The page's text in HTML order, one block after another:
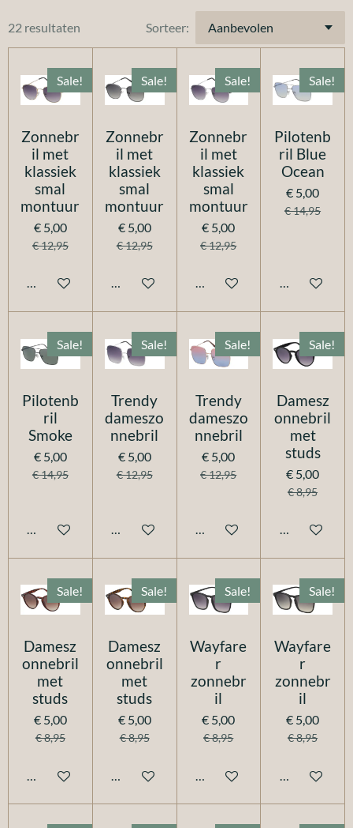
22 resultaten Sorteer:
Sale!
Zonnebr
il met
klassiek
smal
montuur
€ 5,00
€ 12,95
In winkelwagen
Sale!
Zonnebr
il met
klassiek
smal
montuur
€ 5,00
€ 12,95
In winkelwagen
Sale!
Zonnebr
il met
klassiek
smal
montuur
€ 5,00
€ 12,95
In winkelwagen
Sale!
Pilotenb
ril Blue
Ocean
€ 5,00
€ 14,95
In
Sale!
Pilotenb
ril
Smoke
€ 5,00
€ 14,95
In winkelwagen
Sale!
Trendy
dameszo
nnebril
€ 5,00
€ 12,95
In winkelwagen
Sale!
Trendy
dameszo
nnebril
€ 5,00
€ 12,95
In winkelwagen
Sale!
Damesz
onnebril
met
studs
€ 5,00
€ 8,95
In
Sale!
Damesz
onnebril
met
studs
€ 5,00
€ 8,95
In winkelwagen
Sale!
Damesz
onnebril
met
studs
€ 5,00
€ 8,95
In winkelwagen
Sale!
Wayfare
r
zonnebr
il
€ 5,00
€ 8,95
In winkelwagen
Sale!
Wayfare
r
zonnebr
il
€ 5,00
€ 8,95
In